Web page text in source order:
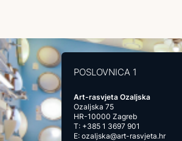
POSLOVNICA 1
Art-rasvjeta Ozaljska
Ozaljska 75
HR-10000 Zagreb
T: +385 1 3697 901
E: ozaljska@art-rasvjeta.hr